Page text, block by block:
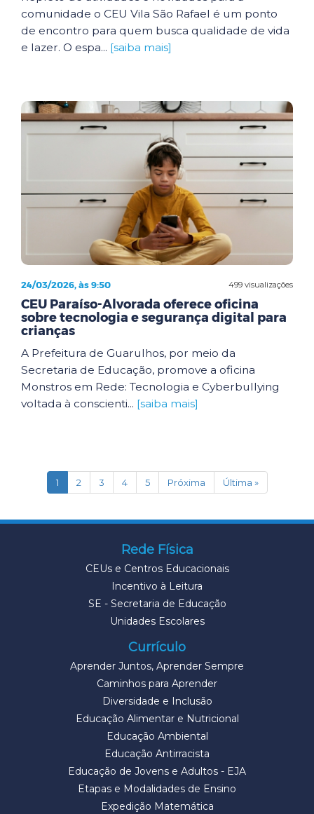
comunidade o CEU Vila São Rafael é um ponto
de encontro para quem busca qualidade de vida
e lazer. O espa... [saiba mais]
499 visualizações
24/03/2026, às 9:50
CEU Paraíso-Alvorada oferece oficina
sobre tecnologia e segurança digital para
crianças
A Prefeitura de Guarulhos, por meio da
Secretaria de Educação, promove a oficina
Monstros em Rede: Tecnologia e Cyberbullying
voltada à conscienti... [saiba mais]
1(current)
2 3 4 5 Próxima Última »
Rede Física
CEUs e Centros Educacionais
Incentivo à Leitura
SE - Secretaria de Educação
Unidades Escolares
Currículo
Aprender Juntos, Aprender Sempre
Caminhos para Aprender
Diversidade e Inclusão
Educação Alimentar e Nutricional
Educação Ambiental
Educação Antirracista
Educação de Jovens e Adultos - EJA
Etapas e Modalidades de Ensino
Expedição Matemática